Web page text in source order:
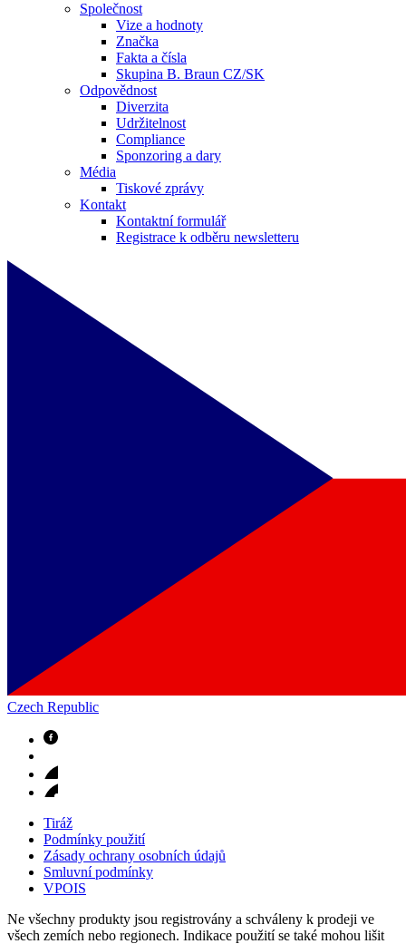
Společnost
Vize a hodnoty
Značka
Fakta a čísla
Skupina B. Braun CZ/SK
Odpovědnost
Diverzita
Udržitelnost
Compliance
Sponzoring a dary
Média
Tiskové zprávy
Kontakt
Kontaktní formulář
Registrace k odběru newsletteru
Czech Republic
Tiráž
Podmínky použití
Zásady ochrany osobních údajů
Smluvní podmínky
VPOIS
Ne všechny produkty jsou registrovány a schváleny k prodeji ve
všech zemích nebo regionech. Indikace použití se také mohou lišit